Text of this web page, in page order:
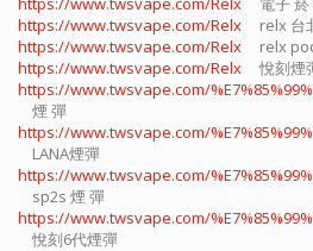
https://www.twsvape.com/Relx relx 台
https://www.twsvape.com/Relx relx
https://www.twsvape.com/Relx 悅刻煙
https://www.twsvape.com/
煙 彈
https://www.twsvape.com/
LANA煙彈
https://www.twsvape.com/
sp2s 煙 彈​
https://www.twsvape.com/
悅刻6代煙彈